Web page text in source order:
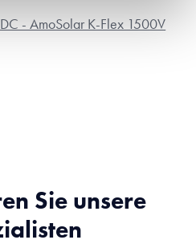
- AmoSolar K-Flex 1500V
Sie unsere